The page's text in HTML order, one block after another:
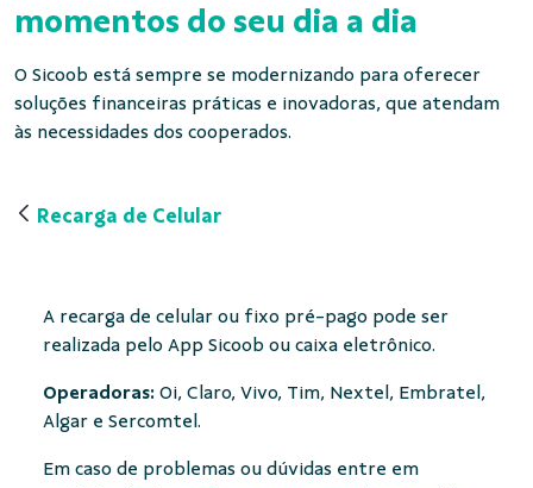
momentos do seu dia a dia
O Sicoob está sempre se modernizando para oferecer
soluções financeiras práticas e inovadoras, que atendam
às necessidades dos cooperados.
Recarga de Celular
A recarga de celular ou fixo pré-pago pode ser
realizada pelo App Sicoob ou caixa eletrônico.
Operadoras: Oi, Claro, Vivo, Tim, Nextel, Embratel,
Algar e Sercomtel.
Em caso de problemas ou dúvidas entre em